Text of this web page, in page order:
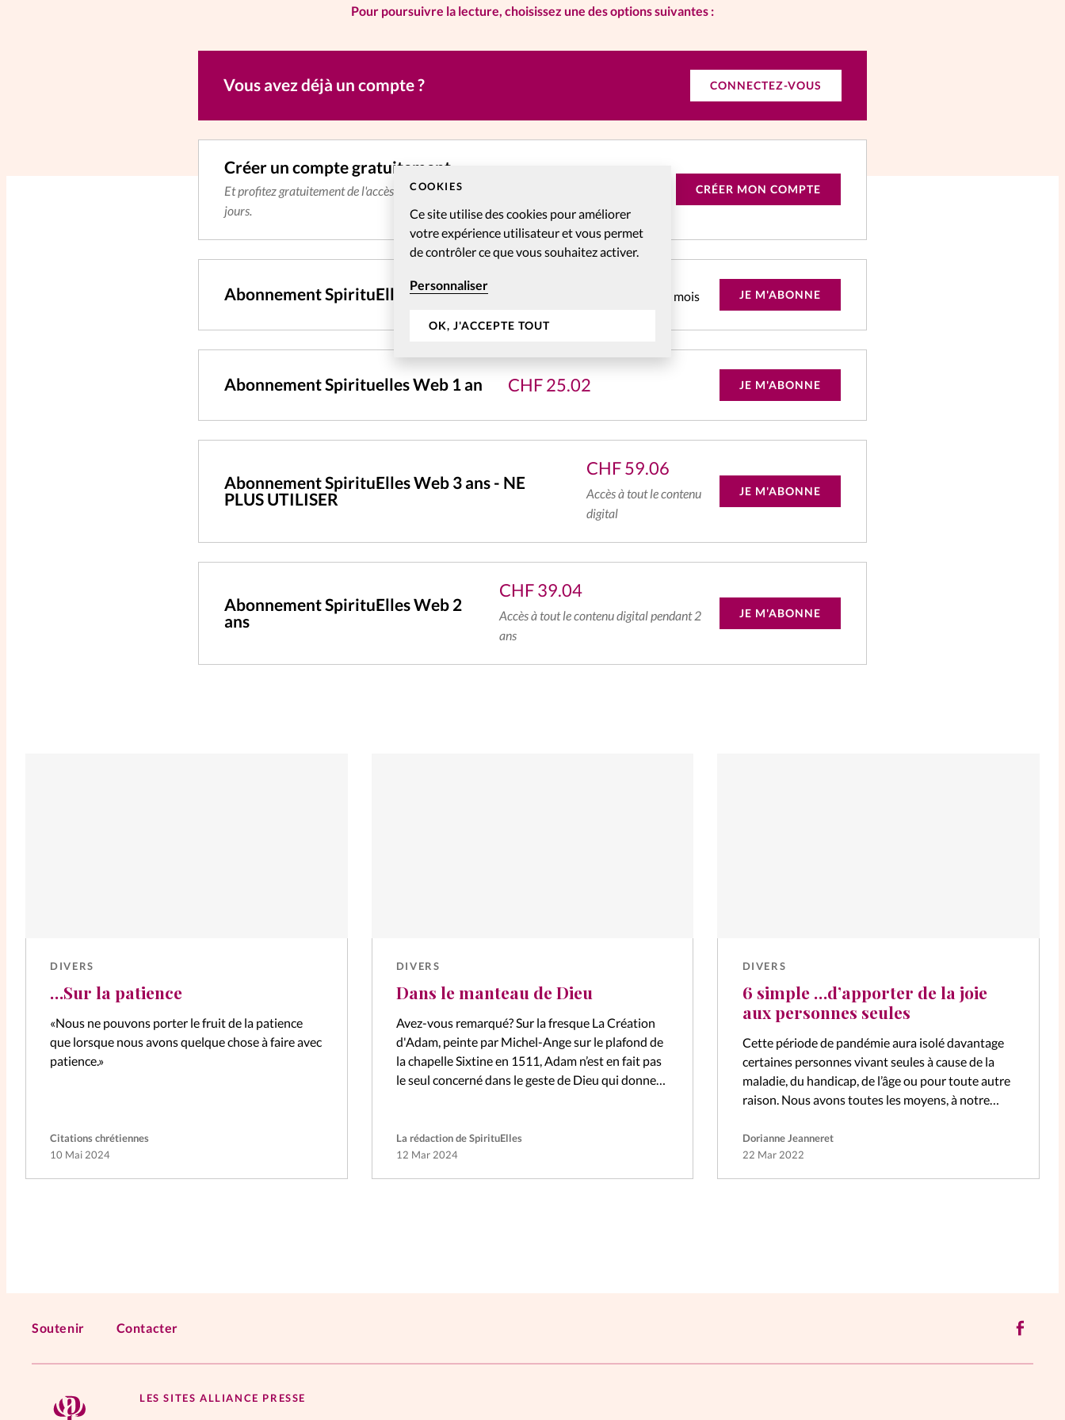
COOKIES
Ce site utilise des cookies pour améliorer
votre expérience utilisateur et vous permet
de contrôler ce que vous souhaitez activer.
Personnaliser
OK, J'ACCEPTE TOUT
Pour poursuivre la lecture, choisissez une des options suivantes :
Vous avez déjà un compte ? CONNECTEZ-VOUS
Créer un compte gratuitement
Et profitez gratuitement de l'accès aux articles web réservés aux abonnés pendant 14
jours.
CRÉER MON COMPTE
Abonnement SpirituElles Web mensuel pendant 1 mois JE M'ABONNE
Abonnement Spirituelles Web 1 an CHF25.02 JE M'ABONNE
Abonnement SpirituElles Web 3 ans - NE
PLUS UTILISER
CHF59.06
Accès à tout le contenu
digital
JE M'ABONNE
Abonnement SpirituElles Web 2
ans
CHF39.04
Accès à tout le contenu digital pendant 2
ans
JE M'ABONNE
DIVERS
…Sur la patience
«Nous ne pouvons porter le fruit de la patience
que lorsque nous avons quelque chose à faire avec
patience.»
Citations chrétiennes
10 Mai 2024
DIVERS
Dans le manteau de Dieu
Avez-vous remarqué? Sur la fresque La Création
d'Adam, peinte par Michel-Ange sur le plafond de
la chapelle Sixtine en 1511, Adam n’est en fait pas
le seul concerné dans le geste de Dieu qui donne…
La rédaction de SpirituElles
12 Mar 2024
DIVERS
6 simple …d’apporter de la joie
aux personnes seules
Cette période de pandémie aura isolé davantage
certaines personnes vivant seules à cause de la
maladie, du handicap, de l’âge ou pour toute autre
raison. Nous avons toutes les moyens, à notre
Dorianne Jeanneret
22 Mar 2022
Soutenir Contacter
LES SITES ALLIANCE PRESSE